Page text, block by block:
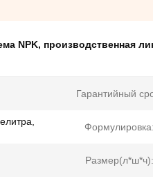
NPK, производственная
Гарантийный
Формулировка:
Размер(л*ш*ч):